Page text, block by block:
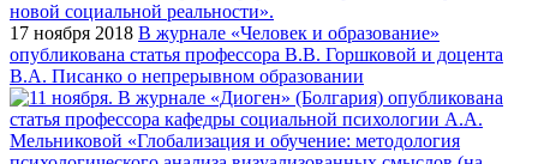
17 ноября 2018 В журнале «Человек и образование»
опубликована статья профессора В.В. Горшковой и доцента
В.А. Писанко о непрерывном образовании